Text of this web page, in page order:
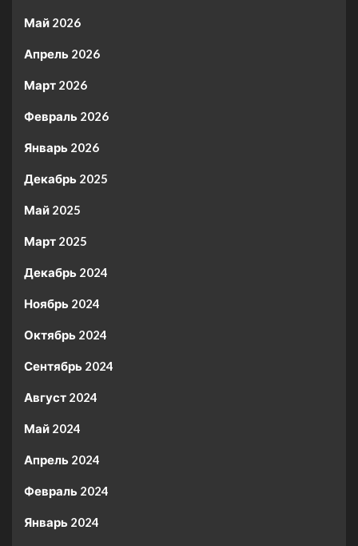
Май 2026
Апрель 2026
Март 2026
Февраль 2026
Январь 2026
Декабрь 2025
Май 2025
Март 2025
Декабрь 2024
Ноябрь 2024
Октябрь 2024
Сентябрь 2024
Август 2024
Май 2024
Апрель 2024
Февраль 2024
Январь 2024